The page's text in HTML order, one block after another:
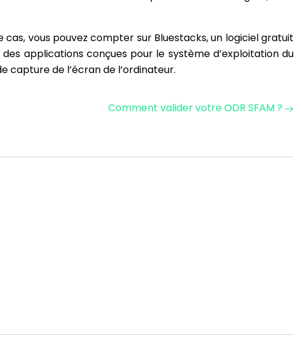
vous pouvez compter sur Bluestacks, un logiciel gratuit
applications conçues pour le système d’exploitation du
capture de l’écran de l’ordinateur.
Comment valider votre ODR SFAM ?